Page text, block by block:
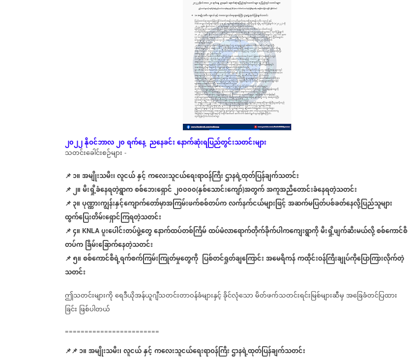
၂၀၂၂နိုဝင်ဘာလ၂၀ရက်နေ့ ညနေခင်းနောက်ဆုံးရပြည်တွင်းသတင်းများ
သတင်းခေါင်းစဉ်များ -
📌 ၁။အမျိုးသမီး၊လူငယ်နှင့်ကလေးသူငယ်ရေးရာဝန်ကြီးဌာနရဲ့ထုတ်ပြန်ချက်သတင်း
📌၂။မီးရှို့ခံနေရတဲ့ရွာကစစ်ဘေးရှောင်၂၀၀၀၀(နှစ်သောင်းကျော်)အတွက်အကူအညီတောင်းခံနေရတဲ့သတင်း
📌၃။ပုဏ္ဏားကျွန်းနှင့်ကျောက်တော်မှာအကြမ်းဖက်စစ်တပ်ကလက်နက်ငယ်များဖြင့်အဆက်မပြတ်ပစ်ခတ်နေလို့ပြည်သူများ
ထွက်ပြေးတိမ်းရှောင်ကြရတဲ့သတင်း
📌၄။ KNLA ပူးပေါင်းတပ်ဖွဲ့တွေနောက်ထပ်တစ်ကြိမ်ထပ်မံလာရောက်တိုက်ခိုက်ပါကကျေးရွာကိုမီးရှို့ဖျက်ဆီးမယ်လို့စစ်ကောင်စီ
တပ်ကခြိမ်းခြောက်နေတဲ့သတင်း
📌၅။စစ်ကောင်စီရဲ့ရက်စက်ကြမ်းကြုတ်မှုတွေကို ပြစ်တင်ရှုတ်ချကြောင်းအမေရိကန်ကထိုင်းဝန်ကြီးချုပ်ကိုပြောကြားလိုက်တဲ့
သတင်း
ဤသတင်းများကိုရေဒီယိုအန်ယူဂျီသတင်းတာဝန်ခံများနှင့်ခိုင်လုံသောမိတ်ဖက်သတင်းရင်းမြစ်များဆီမှအခြေခံတင်ပြထား
ခြင်း ဖြစ်ပါတယ်
========================
📌📌၁။အမျိုးသမီး၊လူငယ်နှင့်ကလေးသူငယ်ရေးရာဝန်ကြီးဌာနရဲ့ထုတ်ပြန်ချက်သတင်း